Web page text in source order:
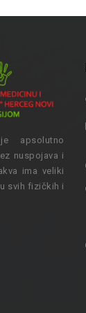
apsolutno
nuspojava i
ima veliki
svih fizičkih i